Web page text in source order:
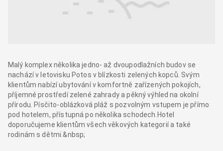
Malý komplex několika jedno- až dvoupodlažních budov se
nachází v letovisku Potos v blízkosti zelených kopců. Svým
klientům nabízí ubytování v komfortně zařízených pokojích,
příjemné prostředí zelené zahrady a pěkný výhled na okolní
přírodu. Písčito-oblázková pláž s pozvolným vstupem je přímo
pod hotelem, přístupná po několika schodech.Hotel
doporučujeme klientům všech věkových kategorií a také
rodinám s dětmi.&nbsp;